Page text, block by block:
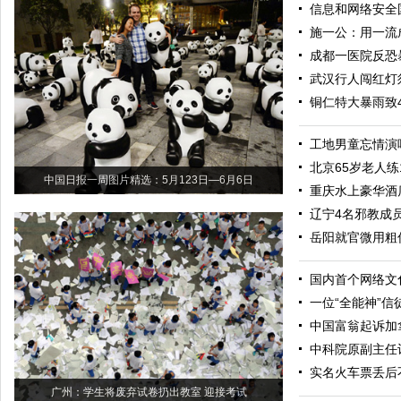
中国日报一周图片精选：5月123日—6月6日
广州：学生将废弃试卷扔出教室 迎接考试
信息和网络安
施一公：用一流
成都一医院反
武汉行人闯红
铜仁特大暴雨
工地男童忘情
北京65岁老人
重庆水上豪华
辽宁4名邪教成
岳阳就官微用
国内首个网络
一位“全能神”信
中国富翁起诉
中科院原副主
实名火车票丢